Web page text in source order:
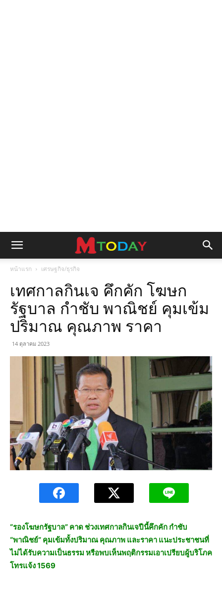
หน้าแรก เศรษฐกิจ/ธุรกิจ
เทศกาลกินเจ คึกคัก โฆษก
รัฐบาล กำชับ พาณิชย์ คุมเข้ม
ปริมาณ คุณภาพ ราคา
14 ตุลาคม 2023
“รองโฆษกรัฐบาล” คาด ช่วงเทศกาลกินเจปีนี้คึกคัก กำชับ
“พาณิชย์” คุมเข้มทั้งปริมาณ คุณภาพ และราคา แนะประชาชนที่
ไม่ได้รับความเป็นธรรม หรือพบเห็นพฤติกรรมเอาเปรียบผู้บริโภค
โทรแจ้ง 1569